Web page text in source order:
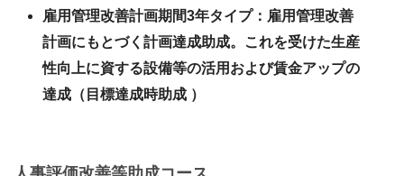
雇用管理改善計画期間3年タイプ：雇用管理改善
計画にもとづく計画達成助成。これを受けた生産
性向上に資する設備等の活用および賃金アップの
達成（目標達成時助成 ）